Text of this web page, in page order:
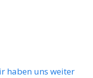
haben uns weiter